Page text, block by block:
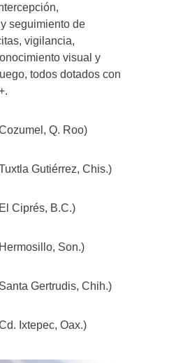
seguimiento de
vigilancia,
visual y
todos dotados con
Q. Roo)
Gutiérrez, Chis.)
Ciprés, B.C.)
Son.)
Gertrudis, Chih.)
Ixtepec, Oax.)